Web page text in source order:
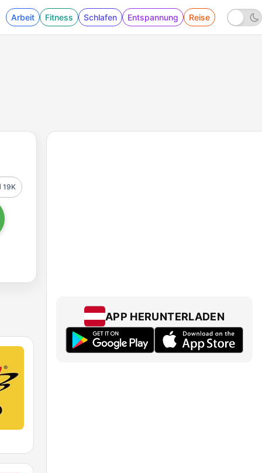
Arbeit Fitness Schlafen Entspannung Reise
19K
APP HERUNTERLADEN